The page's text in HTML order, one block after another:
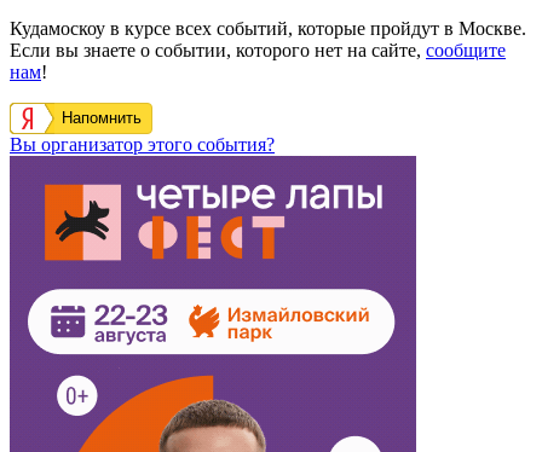
Кудамоскоу в курсе всех событий, которые пройдут в Москве.
Если вы знаете о событии, которого нет на сайте, сообщите
нам!
Напомнить
Вы организатор этого события?